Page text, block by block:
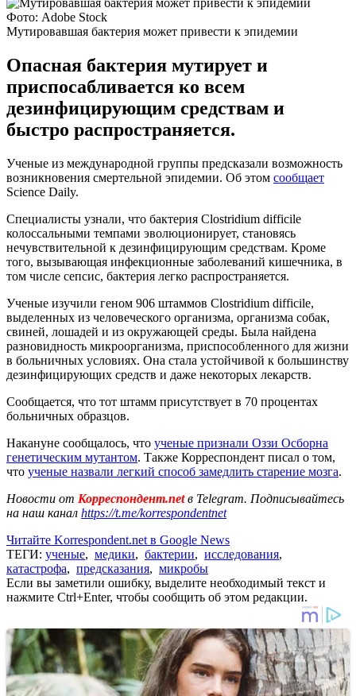
Фото: Adobe Stock
Мутировавшая бактерия может привести к эпидемии
Опасная бактерия мутирует и
приспосабливается ко всем
дезинфицирующим средствам и
быстро распространяется.
Ученые из международной группы предсказали возможность
возникновения смертельной эпидемии. Об этом сообщает
Science Daily.
Специалисты узнали, что бактерия Clostridium difficile
колоссальными темпами эволюционирует, становясь
нечувствительной к дезинфицирующим средствам. Кроме
того, вызывающая инфекционные заболеваний кишечника, в
том числе сепсис, бактерия легко распространяется.
Ученые изучили геном 906 штаммов Clostridium difficile,
выделенных из человеческого организма, организма собак,
свиней, лошадей и из окружающей среды. Была найдена
разновидность микроорганизма, приспособленного для жизни
в больничных условиях. Она стала устойчивой к большинству
дезинфицирующих средств и даже некоторых лекарств.
Сообщается, что тот штамм присутствует в 70 процентах
больничных образцов.
Накануне сообщалось, что ученые признали Оззи Осборна
генетическим мутантом. Также Корреспондент писал о том,
что ученые назвали легкий способ замедлить старение мозга.
Новости от Корреспондент.netв Telegram. Подписывайтесь
на наш канал https://t.me/korrespondentnet
Читайте Korrespondent.net в Google News
ТЕГИ: ученые, медики, бактерии, исследования,
катастрофа, предсказания, микробы
Если вы заметили ошибку, выделите необходимый текст и
нажмите Ctrl+Enter, чтобы сообщить об этом редакции.